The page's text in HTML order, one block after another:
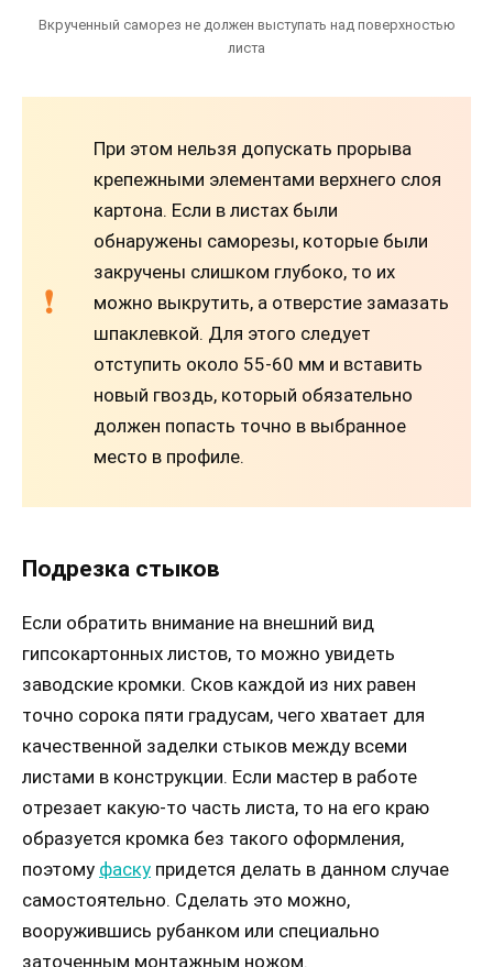
Вкрученный саморез не должен выступать над поверхностью
листа
При этом нельзя допускать прорыва
крепежными элементами верхнего слоя
картона. Если в листах были
обнаружены саморезы, которые были
закручены слишком глубоко, то их
можно выкрутить, а отверстие замазать
шпаклевкой. Для этого следует
отступить около 55-60 мм и вставить
новый гвоздь, который обязательно
должен попасть точно в выбранное
место в профиле.
Подрезка стыков
Если обратить внимание на внешний вид
гипсокартонных листов, то можно увидеть
заводские кромки. Сков каждой из них равен
точно сорока пяти градусам, чего хватает для
качественной заделки стыков между всеми
листами в конструкции. Если мастер в работе
отрезает какую-то часть листа, то на его краю
образуется кромка без такого оформления,
поэтому фаску придется делать в данном случае
самостоятельно. Сделать это можно,
вооружившись рубанком или специально
заточенным монтажным ножом.